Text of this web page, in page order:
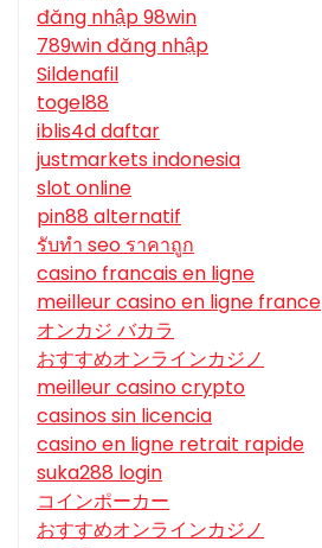
đăng nhập 98win
789win đăng nhập
Sildenafil
togel88
iblis4d daftar
justmarkets indonesia
slot online
pin88 alternatif
รับทํา seo ราคาถูก
casino francais en ligne
meilleur casino en ligne france
オンカジ バカラ
おすすめオンラインカジノ
meilleur casino crypto
casinos sin licencia
casino en ligne retrait rapide
suka288 login
コインポーカー
おすすめオンラインカジノ